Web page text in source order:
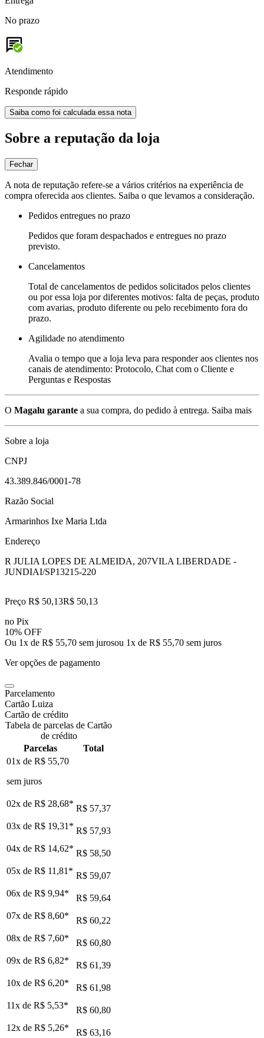
No prazo
Atendimento
Responde rápido
Saiba como foi calculada essa nota
Sobre a reputação da loja
Fechar
A nota de reputação refere-se a vários critérios na experiência de
compra oferecida aos clientes. Saiba o que levamos a consideração.
Pedidos entregues no prazo
Pedidos que foram despachados e entregues no prazo
previsto.
Cancelamentos
Total de cancelamentos de pedidos solicitados pelos clientes
ou por essa loja por diferentes motivos: falta de peças, produto
com avarias, produto diferente ou pelo recebimento fora do
prazo.
Agilidade no atendimento
Avalia o tempo que a loja leva para responder aos clientes nos
canais de atendimento: Protocolo, Chat com o Cliente e
Perguntas e Respostas
O Magalu garante a sua compra, do pedido à entrega. Saiba mais
Sobre a loja
CNPJ
43.389.846/0001-78
Razão Social
Armarinhos Ixe Maria Ltda
Endereço
R JULIA LOPES DE ALMEIDA, 207VILA LIBERDADE -
JUNDIAI/SP13215-220
Preço R$ 50,13R$ 50,13
no Pix
10% OFF
Ou 1x de R$ 55,70 sem jurosou 1x de R$ 55,70 sem juros
Ver opções de pagamento
Parcelamento
Cartão Luiza
Cartão de crédito
Tabela de parcelas de Cartão
de crédito
Parcelas
Total
01x de R$ 55,70
sem juros
02x de R$ 28,68* R$ 57,37
03x de R$ 19,31 * R$ 57,93
04x de R$ 14,62* R$ 58,50
05x de R$ 11,81 * R$ 59,07
06x de R$ 9,94*
R$ 59,64
07x de R$ 8,60*
R$ 60,22
08x de R$ 7,60*
R$ 60,80
09x de R$ 6,82*
R$ 61,39
10x de R$ 6,20*
R$ 61,98
11x de R$ 5,53*
R$ 60,80
12x de R$ 5,26* R$ 63,16